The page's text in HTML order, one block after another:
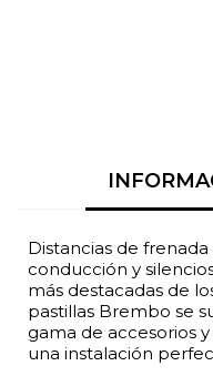
Distancias de
conducción y
más destacadas de
pastillas Brembo se
gama de accesorios
una instalación